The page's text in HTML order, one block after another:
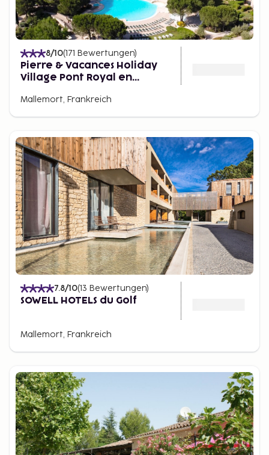
8/10(171 Bewertungen)
Pierre & Vacances Holiday
Village Pont Royal en
Mallemort, Frankreich
7.8/10(13 Bewertungen)
SOWELL HOTELS du Golf
Mallemort, Frankreich